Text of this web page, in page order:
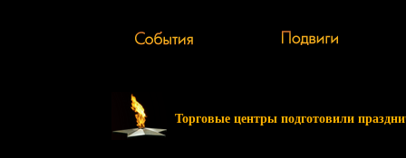
Торговые центры подготовили